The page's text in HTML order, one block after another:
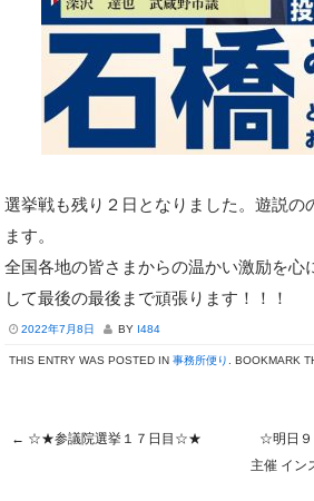
選挙戦も残り２日となりました。遊説の
ます。
全国各地の皆さまからの温かい激励を心
して最後の最後まで頑張ります！！！
2022年7月8日 BY I484
THIS ENTRY WAS POSTED IN 事務所便り . BOOKMARK
← ☆★参議院選挙１７日目☆★
☆明日９
主催 イン